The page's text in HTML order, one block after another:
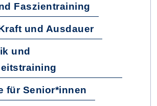
Faszientraining
und Ausdauer
und
für Senior*innen